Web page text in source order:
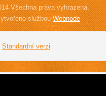
Všechna práva vyhrazena.
službouWebnode
Standardní verzi